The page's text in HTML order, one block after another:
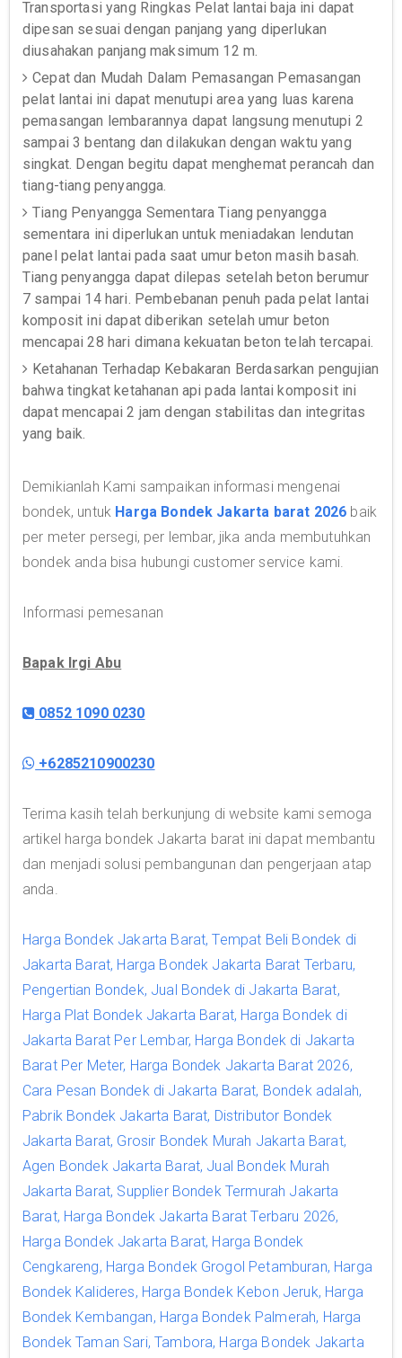
Transportasi yang Ringkas Pelat lantai baja ini dapat
dipesan sesuai dengan panjang yang diperlukan
diusahakan panjang maksimum 12 m.
Cepat dan Mudah Dalam Pemasangan Pemasangan
pelat lantai ini dapat menutupi area yang luas karena
pemasangan lembarannya dapat langsung menutupi 2
sampai 3 bentang dan dilakukan dengan waktu yang
singkat. Dengan begitu dapat menghemat perancah dan
tiang-tiang penyangga.
Tiang Penyangga Sementara Tiang penyangga
sementara ini diperlukan untuk meniadakan lendutan
panel pelat lantai pada saat umur beton masih basah.
Tiang penyangga dapat dilepas setelah beton berumur
7 sampai 14 hari. Pembebanan penuh pada pelat lantai
komposit ini dapat diberikan setelah umur beton
mencapai 28 hari dimana kekuatan beton telah tercapai.
Ketahanan Terhadap Kebakaran Berdasarkan pengujian
bahwa tingkat ketahanan api pada lantai komposit ini
dapat mencapai 2 jam dengan stabilitas dan integritas
yang baik.
Demikianlah Kami sampaikan informasi mengenai
bondek, untuk Harga Bondek Jakarta barat 2026 baik
per meter persegi, per lembar, jika anda membutuhkan
bondek anda bisa hubungi customer service kami.
Informasi pemesanan
Bapak Irgi Abu
0852 1090 0230
+6285210900230
Terima kasih telah berkunjung di website kami semoga
artikel harga bondek Jakarta barat ini dapat membantu
dan menjadi solusi pembangunan dan pengerjaan atap
anda.
Harga Bondek Jakarta Barat, Tempat Beli Bondek di
Jakarta Barat, Harga Bondek Jakarta Barat Terbaru,
Pengertian Bondek, Jual Bondek di Jakarta Barat,
Harga Plat Bondek Jakarta Barat, Harga Bondek di
Jakarta Barat Per Lembar, Harga Bondek di Jakarta
Barat Per Meter, Harga Bondek Jakarta Barat 2026,
Cara Pesan Bondek di Jakarta Barat, Bondek adalah,
Pabrik Bondek Jakarta Barat, Distributor Bondek
Jakarta Barat, Grosir Bondek Murah Jakarta Barat,
Agen Bondek Jakarta Barat, Jual Bondek Murah
Jakarta Barat, Supplier Bondek Termurah Jakarta
Barat, Harga Bondek Jakarta Barat Terbaru 2026,
Harga Bondek Jakarta Barat, Harga Bondek
Cengkareng, Harga Bondek Grogol Petamburan, Harga
Bondek Kalideres, Harga Bondek Kebon Jeruk, Harga
Bondek Kembangan, Harga Bondek Palmerah, Harga
Bondek Taman Sari, Tambora, Harga Bondek Jakarta